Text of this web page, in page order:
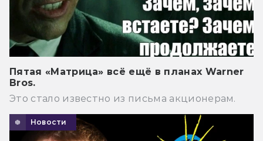
Пятая «Матрица» всё ещё в планах Warner
Bros.
Это стало известно из письма акционерам.
Новости